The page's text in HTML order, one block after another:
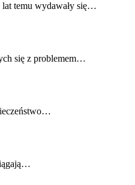
lat temu wydawały się…
się z problemem…